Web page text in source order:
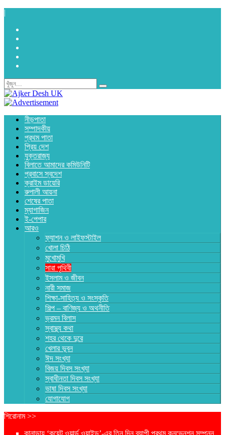
|
নীড়পাতা
সম্পাদকীয়
প্রথম পাতা
প্রিয় দেশ
যুক্তরাজ্য
বিলাতে আমাদের কমিউনিটি
প্রবাসে স্বদেশ
ক্রাইম ডায়েরি
রুপালী আয়না
শেষের পাতা
ম্যাগাজিন
ই-পেপার
আরও
ফ্যাশন ও লাইফস্টাইল
খোলা চিঠি
মুখোমুখি
সারা পৃথিবী
ইসলাম ও জীবন
নারী সমাজ
শিক্ষা-সাহিত্য ও সংস্কৃতি
শিল্প – বাণিজ্য ও অথনীতি
ভ্রমন বিলাস
স্বাস্থ্য কথা
শহর থেকে দুরে
খেলার ভূবন
ঈদ সংখ্যা
বিজয় দিবস সংখ্যা
স্বাধীনতা দিবস সংখ্যা
ভাষা দিবস সংখ্যা
যোগাযোগ
শিরোনাম >>
কানাডায় ‘কুয়েট ওয়ার্ল্ড ওয়াইড’-এর তিন দিন ব্যাপী প্রথম কনভেনশন সম্পন্ন